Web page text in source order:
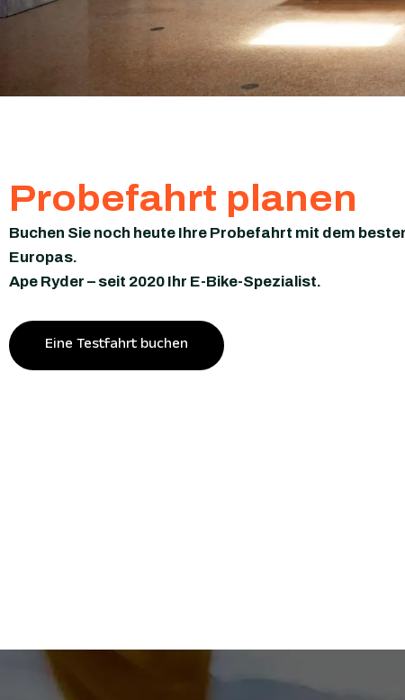
Probefahrt planen
Buchen Sie noch heute Ihre Probefahrt mit dem
Europas.
Ape Ryder – seit 2020 Ihr E-Bike-Spezialist.
Eine Testfahrt buchen